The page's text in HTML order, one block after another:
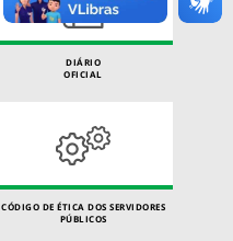
DIÁRIO
OFICIAL
CÓDIGO DE ÉTICA DOS SERVIDORES
PÚBLICOS